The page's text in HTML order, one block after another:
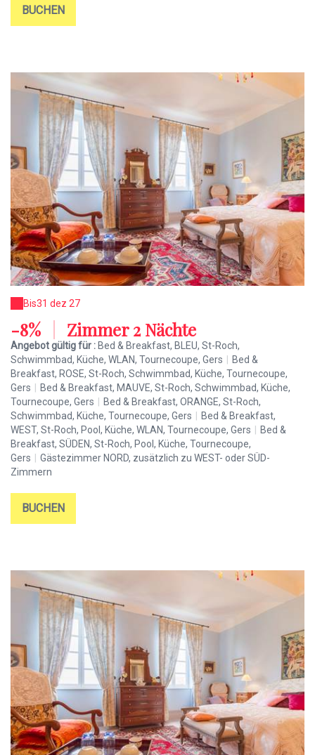
BUCHEN
Bis31 dez 27
-8% Zimmer 2 Nächte
Angebot gültig für : Bed & Breakfast, BLEU, St-Roch,
Schwimmbad, Küche, WLAN, Tournecoupe, Gers
Bed &
Breakfast, ROSE, St-Roch, Schwimmbad, Küche, Tournecoupe,
Gers
Bed & Breakfast, MAUVE, St-Roch, Schwimmbad, Küche,
Tournecoupe, Gers
Bed & Breakfast, ORANGE, St-Roch,
Schwimmbad, Küche, Tournecoupe, Gers
Bed & Breakfast,
WEST, St-Roch, Pool, Küche, WLAN, Tournecoupe, Gers
Bed &
Breakfast, SÜDEN, St-Roch, Pool, Küche, Tournecoupe,
Gers
Gästezimmer NORD, zusätzlich zu WEST- oder SÜD-
Zimmern
BUCHEN